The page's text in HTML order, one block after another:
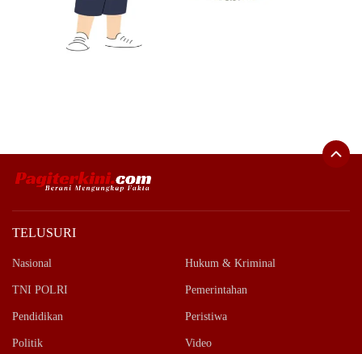
TELUSURI
Nasional Hukum & Kriminal
TNI POLRI Pemerintahan
Pendidikan Peristiwa
Politik Video